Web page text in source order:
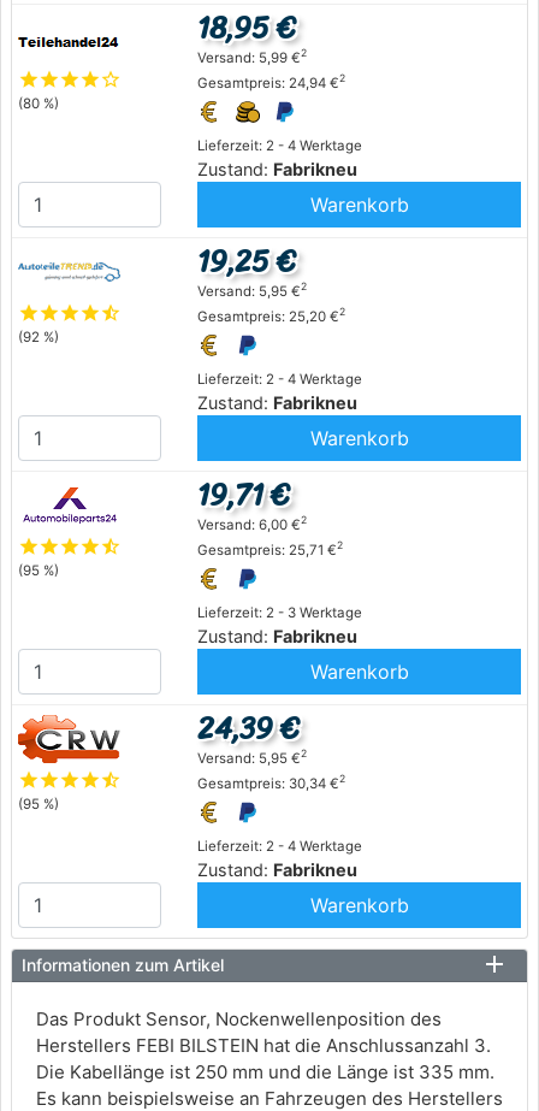
starstarstarstarstar_outline
(80 %)
Lieferzeit: 2 - 4 Werktage
Zustand: Fabrikneu
18,95 €
Versand: 5,99 €2
Gesamtpreis: 24,94 €2
Warenkorb
starstarstarstarstar_half
(92 %)
Lieferzeit: 2 - 4 Werktage
Zustand: Fabrikneu
19,25 €
Versand: 5,95 €2
Gesamtpreis: 25,20 €2
Warenkorb
starstarstarstarstar_half
(95 %)
Lieferzeit: 2 - 3 Werktage
Zustand: Fabrikneu
19,71 €
Versand: 6,00 €2
Gesamtpreis: 25,71 €2
Warenkorb
starstarstarstarstar_half
(95 %)
Lieferzeit: 2 - 4 Werktage
Zustand: Fabrikneu
24,39 €
Versand: 5,95 €2
Gesamtpreis: 30,34 €2
Warenkorb
Informationen zum Artikel
Das Produkt Sensor, Nockenwellenposition des
Herstellers FEBI BILSTEIN hat die Anschlussanzahl 3.
Die Kabellänge ist 250 mm und die Länge ist 335 mm.
Es kann beispielsweise an Fahrzeugen des Herstellers